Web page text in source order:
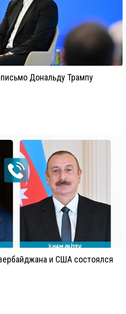
Дональду Трампу
и США состоялся